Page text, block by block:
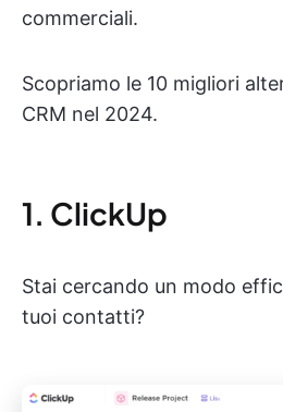
commerciali.
Scopriamo le 10 migliori
CRM nel 2024.
1. ClickUp
Stai cercando un modo
tuoi contatti?